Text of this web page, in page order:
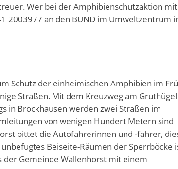
Wer bei der Amphibienschutzaktion
2003977 an den BUND im Umweltzentrum
Schutz der einheimischen Amphibien im
Straßen. Mit dem Kreuzweg am
in Brockhausen werden zwei Straßen im
von wenigen Hundert Metern sind
bittet die Autofahrerinnen und -fahrer,
Beiseite-Räumen der Sperrböcke
Gemeinde Wallenhorst mit einem